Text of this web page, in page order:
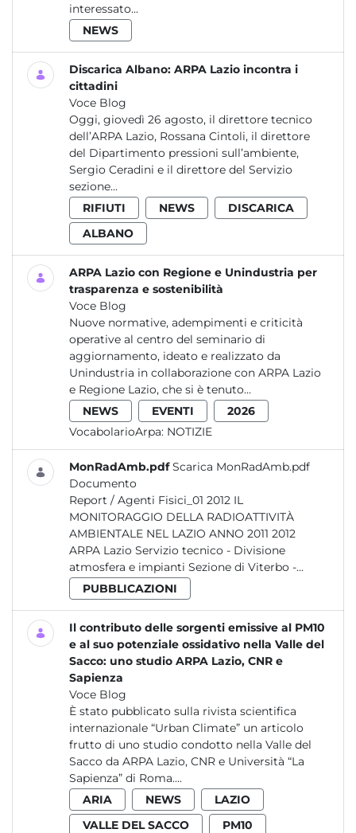
interessato...
NEWS
Discarica Albano: ARPA Lazio incontra i
cittadini
Voce Blog
Oggi, giovedì 26 agosto, il direttore tecnico
dell’ARPA Lazio, Rossana Cintoli, il direttore
del Dipartimento pressioni sull’ambiente,
Sergio Ceradini e il direttore del Servizio
sezione...
RIFIUTI
NEWS
DISCARICA
ALBANO
ARPA Lazio con Regione e Unindustria per
trasparenza e sostenibilità
Voce Blog
Nuove normative, adempimenti e criticità
operative al centro del seminario di
aggiornamento, ideato e realizzato da
Unindustria in collaborazione con ARPA Lazio
e Regione Lazio, che si è tenuto...
NEWS
EVENTI
2026
VocabolarioArpa: NOTIZIE
MonRadAmb.pdf Scarica MonRadAmb.pdf
Documento
Report / Agenti Fisici_01 2012 IL
MONITORAGGIO DELLA RADIOATTIVITÀ
AMBIENTALE NEL LAZIO ANNO 2011 2012
ARPA Lazio Servizio tecnico - Divisione
atmosfera e impianti Sezione di Viterbo -...
PUBBLICAZIONI
Il contributo delle sorgenti emissive al PM10
e al suo potenziale ossidativo nella Valle del
Sacco: uno studio ARPA Lazio, CNR e
Sapienza
Voce Blog
È stato pubblicato sulla rivista scientifica
internazionale “Urban Climate” un articolo
frutto di uno studio condotto nella Valle del
Sacco da ARPA Lazio, CNR e Università “La
Sapienza” di Roma....
ARIA
NEWS
LAZIO
VALLE DEL SACCO
PM10